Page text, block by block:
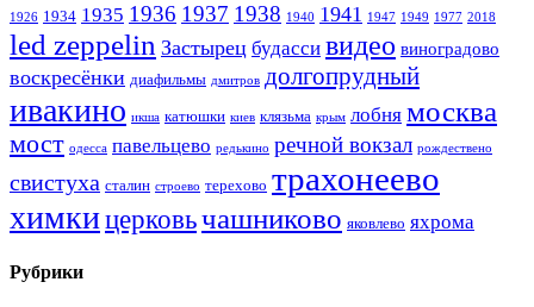
1926 1934 1935 1936 1937 1938 1940 1941 1947 1949 1977 2018
led zeppelin Застырец будасси видео виноградово
воскресёнки диафильмы дмитров долгопрудный
ивакино икша катюшки киев клязьма крым лобня москва
мост одесса павельцево редькино речной вокзал рождествено
свистуха сталин строево терехово трахонеево
химкицерковьчашниково яковлево яхрома
Рубрики